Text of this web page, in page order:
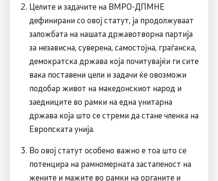
Целите и задачите на ВМРО-ДПМНЕ
дефинирани со овој статут, ја продолжуваат
заложбата на нашата државотворна партија
за независна, суверена, самостојна, граѓанска,
демократска држава која почитувајќи ги сите
вака поставени цели и задачи ќе овозможи
подобар живот на македонскиот народ и
заедниците во рамки на една унитарна
држава која што се стреми да стане членка на
Европската унија.
Во овој статут особено важно е тоа што се
потенцира на рамномерната застапеност на
жените и мажите во рамки на органите и